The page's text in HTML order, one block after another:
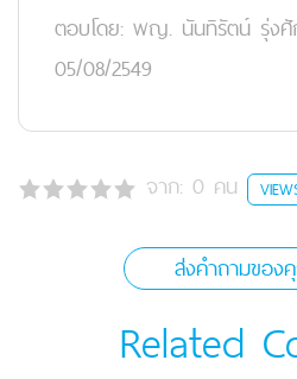
ตอบโดย: พญ. นันทิรัตน์ รุ่ง
05/08/2549
จาก: 0 คน
ส่งคำถามของ
Related